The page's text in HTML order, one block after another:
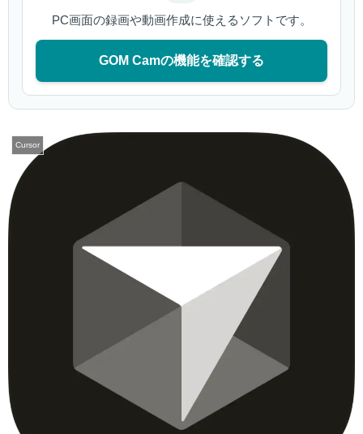
PC画面の録画や動画作成に使えるソフトです。
GOM Camの機能を確認する
Cursor